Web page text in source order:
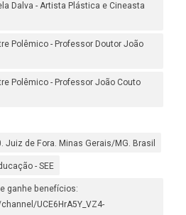
Dalva - Artista Plástica e Cineasta
Polêmico - Professor Doutor João
Polêmico - Professor João Couto
Juiz de Fora. Minas Gerais/MG. Brasil
- SEE
ganhe benefícios:
UCE6HrA5Y_VZ4-